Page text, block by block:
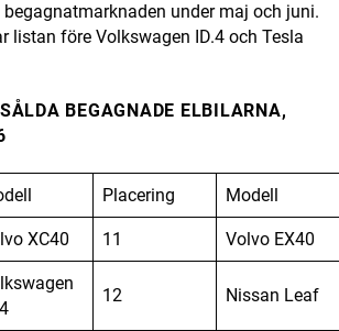
under maj och juni.
listan före Volkswagen ID.4 och Tesla
BEGAGNADE ELBILARNA,
Placering Modell
XC40 11 Volvo EX40
12 Nissan Leaf